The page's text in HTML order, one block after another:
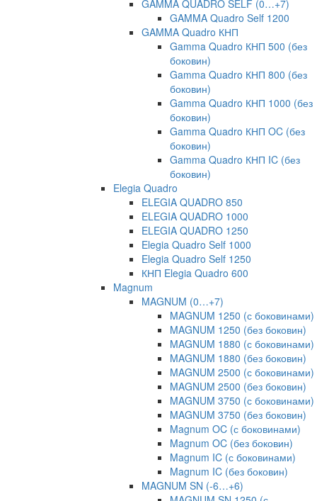
GAMMA QUADRO SELF (0…+7)
GAMMA Quadro Self 1200
GAMMA Quadro КНП
Gamma Quadro КНП 500 (без
боковин)
Gamma Quadro КНП 800 (без
боковин)
Gamma Quadro КНП 1000 (без
боковин)
Gamma Quadro КНП OC (без
боковин)
Gamma Quadro КНП IC (без
боковин)
Elegia Quadro
ELEGIA QUADRO 850
ELEGIA QUADRO 1000
ELEGIA QUADRO 1250
Elegia Quadro Self 1000
Elegia Quadro Self 1250
КНП Elegia Quadro 600
Magnum
MAGNUM (0…+7)
MAGNUM 1250 (с боковинами)
MAGNUM 1250 (без боковин)
MAGNUM 1880 (с боковинами)
MAGNUM 1880 (без боковин)
MAGNUM 2500 (с боковинами)
MAGNUM 2500 (без боковин)
MAGNUM 3750 (с боковинами)
MAGNUM 3750 (без боковин)
Magnum OC (с боковинами)
Magnum OC (без боковин)
Magnum IC (с боковинами)
Magnum IC (без боковин)
MAGNUM SN (-6…+6)